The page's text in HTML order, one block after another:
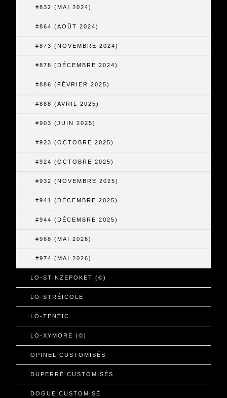
#832 (MAI 2024)
#864 (AOÛT 2024)
#873 (NOVEMBRE 2024)
#878 (DÉCEMBRE 2024)
#886 (FÉVRIER 2025)
#888 (AVRIL 2025)
#903 (JUIN 2025)
#923 (OCTOBRE 2025)
#924 (OCTOBRE 2025)
#932 (NOVEMBRE 2025)
#941 (DÉCEMBRE 2025)
#944 (DÉCEMBRE 2025)
#968 (MAI 2026)
#974 (MAI 2026)
LO-STINZEPOKET (©)
LO-STRÉICOLE
LO-TENTIC
LO-XYMORE (©)
OPINEL CUSTOMISÉS
DUPERRÉ CUSTOMISÉS
DOGUE CUSTOMISÉ